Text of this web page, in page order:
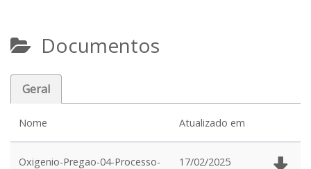
Documentos
Geral
Nome Atualizado em
Oxigenio-Pregao-04-Processo-
17/02/2025